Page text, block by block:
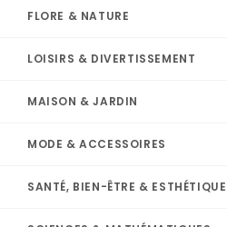
FLORE & NATURE
LOISIRS & DIVERTISSEMENT
MAISON & JARDIN
MODE & ACCESSOIRES
SANTÉ, BIEN-ÊTRE & ESTHÉTIQUE